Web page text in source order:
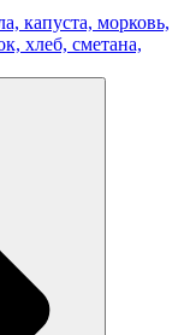
капуста, морковь,
хлеб, сметана,